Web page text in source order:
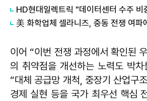
美 화학업체 셀라니즈, 중동 전쟁 여파
이어 “이번 전쟁 과정에서 확인된
의 취약점을 개선하는 노력도 박차
“대체 공급망 개척, 중장기 산업구
경제 실현 등을 국가 최우선 핵심